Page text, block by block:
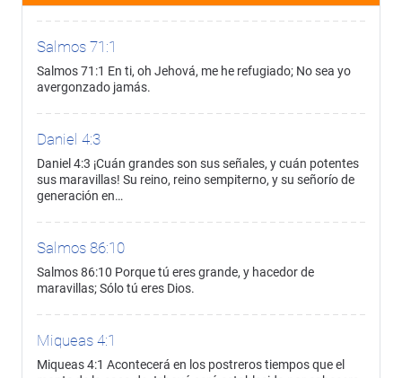
Salmos 71:1
Salmos 71:1 En ti, oh Jehová, me he refugiado; No sea yo
avergonzado jamás.
Daniel 4:3
Daniel 4:3 ¡Cuán grandes son sus señales, y cuán potentes
sus maravillas! Su reino, reino sempiterno, y su señorío de
generación en…
Salmos 86:10
Salmos 86:10 Porque tú eres grande, y hacedor de
maravillas; Sólo tú eres Dios.
Miqueas 4:1
Miqueas 4:1 Acontecerá en los postreros tiempos que el